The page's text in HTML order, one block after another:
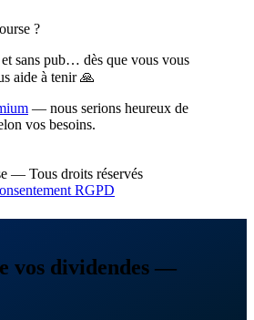
?
sans pub… dès que vous vous
aide à tenir 🙏
— nous serions heureux de
vos besoins.
— Tous droits réservés
RGPD
vos dividendes —